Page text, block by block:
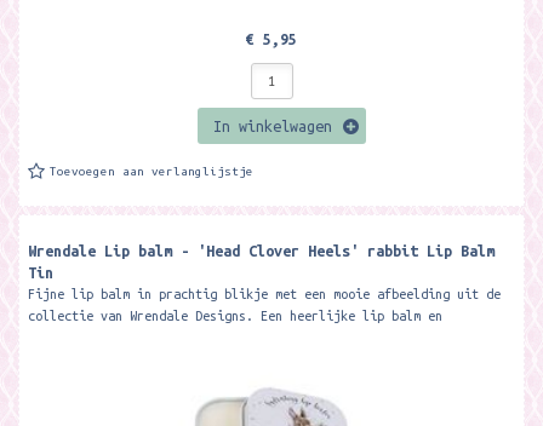
€ 5,95
In winkelwagen
Toevoegen aan verlanglijstje
Wrendale Lip balm - 'Head Clover Heels' rabbit Lip Balm
Tin
Fijne lip balm in prachtig blikje met een mooie afbeelding uit de
collectie van Wrendale Designs. Een heerlijke lip balm en